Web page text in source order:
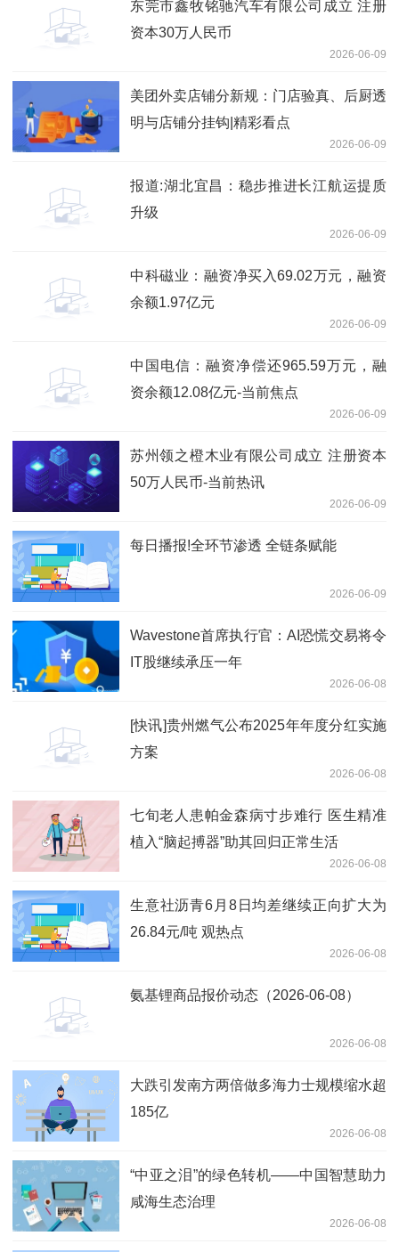
东莞市鑫牧铭驰汽车有限公司成立 注册
资本30万人民币
2026-06-09
美团外卖店铺分新规：门店验真、后厨透
明与店铺分挂钩|精彩看点
2026-06-09
报道:湖北宜昌：稳步推进长江航运提质
升级
2026-06-09
中科磁业：融资净买入69.02万元，融资
余额1.97亿元
2026-06-09
中国电信：融资净偿还965.59万元，融
资余额12.08亿元-当前焦点
2026-06-09
苏州领之橙木业有限公司成立 注册资本
50万人民币-当前热讯
2026-06-09
每日播报!全环节渗透 全链条赋能
2026-06-09
Wavestone首席执行官：AI恐慌交易将令
IT股继续承压一年
2026-06-08
[快讯]贵州燃气公布2025年年度分红实施
方案
2026-06-08
七旬老人患帕金森病寸步难行 医生精准
植入“脑起搏器”助其回归正常生活
2026-06-08
生意社沥青6月8日均差继续正向扩大为
26.84元/吨 观热点
2026-06-08
氨基锂商品报价动态（2026-06-08）
2026-06-08
大跌引发南方两倍做多海力士规模缩水超
185亿
2026-06-08
“中亚之泪”的绿色转机——中国智慧助力
咸海生态治理
2026-06-08